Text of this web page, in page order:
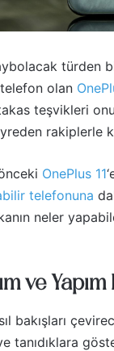
türden
olan
teşvikleri
rakiplerle
OnePlus 11
telefonuna
neler
ve
bakışları
tanıdıklara